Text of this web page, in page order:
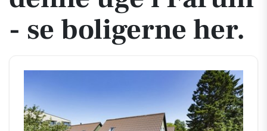
- se boligerne her.